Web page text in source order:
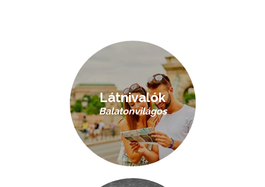
Látnivalók
Balatonvilágos